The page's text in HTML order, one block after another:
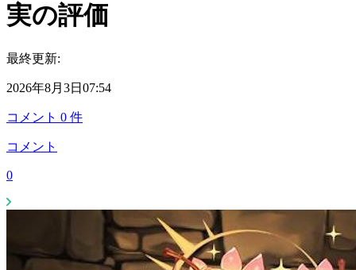
実の評価
最終更新:
2026年8月3日07:54
コメント 0 件
コメント
0